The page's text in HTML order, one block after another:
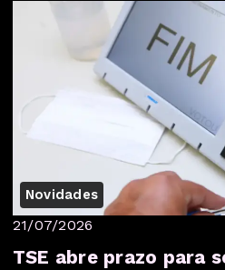
Novidades
21/07/2026
TSE abre prazo para